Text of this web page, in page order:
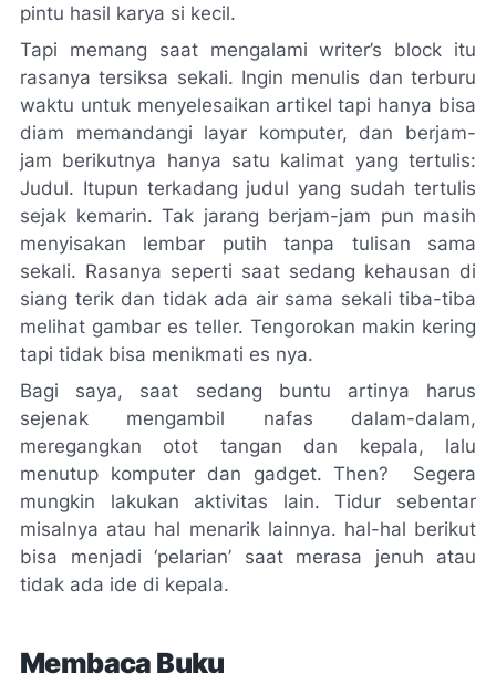
pintu hasil karya si kecil.
Tapi memang saat mengalamiwriter’s block itu
rasanya tersiksa sekali. Ingin menulis dan terburu
waktu untuk menyelesaikan artikel tapi hanya bisa
diam memandangi layar komputer, dan berjam-
jam berikutnya hanya satu kalimat yang tertulis:
Judul. Itupun terkadang judul yang sudah tertulis
sejak kemarin. Tak jarang berjam-jam pun masih
menyisakan lembar putih tanpa tulisan sama
sekali. Rasanya seperti saat sedang kehausan di
siang terik dan tidak ada air sama sekali tiba-tiba
melihat gambar es teller. Tengorokan makin kering
tapi tidak bisa menikmati es nya.
Bagi saya, saat sedang buntu artinya harus
sejenak mengambil nafas dalam-dalam,
meregangkan otot tangan dan kepala, lalu
menutup komputer dan gadget. Then? Segera
mungkin lakukan aktivitas lain. Tidur sebentar
misalnya atau hal menarik lainnya. hal-hal berikut
bisa menjadi ‘pelarian’ saat merasa jenuh atau
tidak ada ide di kepala.
Membaca Buku